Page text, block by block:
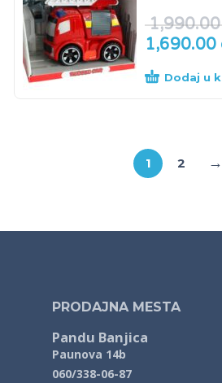
1,690.00
Dodaj u
1 2 →
PRODAJNA MESTA
Pandu Banjica
Paunova 14b
060/338-06-87